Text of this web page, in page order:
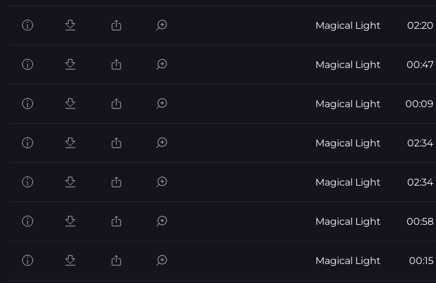
02:20
Magical Light
00:47
Magical Light
00:09
Magical Light
02:34
Magical Light
02:34
Magical Light
00:58
Magical Light
00:15
Magical Light